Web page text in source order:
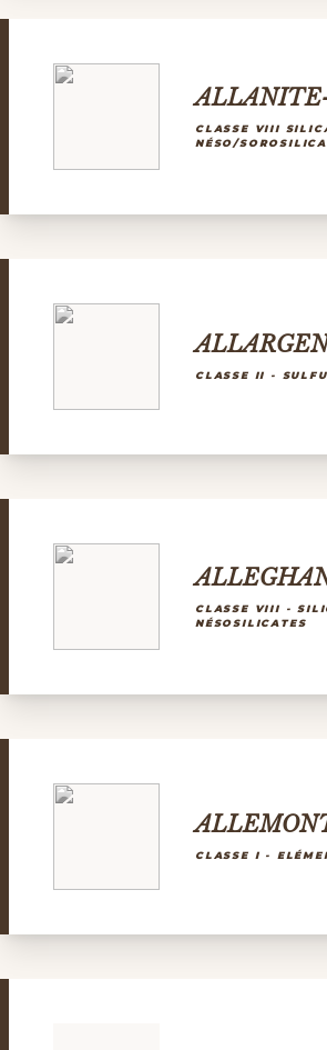
CLASSE VIII
NÉSO/
CLASSE II -
CLASSE VIII -
NÉSOSILICATES
CLASSE I -